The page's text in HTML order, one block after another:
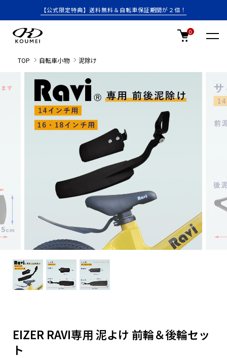
【公式限定特典】送料無料＆自転車保証期間が２倍！
0
TOP 自転車小物 泥除け
EIZER RAVI専用 泥よけ 前輪＆後輪セッ
ト